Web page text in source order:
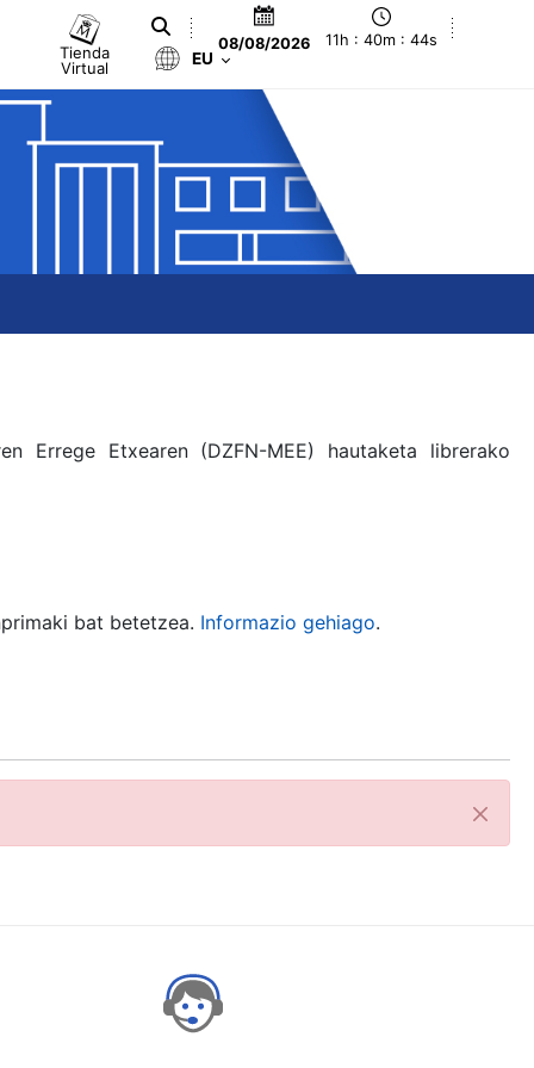
Tienda
Virtual
08/08/2026 11h : 40m : 44s
EU
Errege Etxearen (DZFN-MEE) hautaketa librerako
bat betetzea. Informazio gehiago.
Itxi